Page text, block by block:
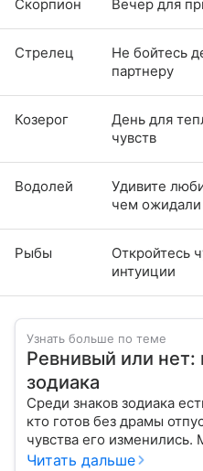
Скорпион Вечер для
Стрелец
Не бойтесь
партнеру
Козерог
День для
чувств
Водолей
Удивите
чем ожидали
Рыбы
Откройтесь
интуиции
Узнать больше по теме
Ревнивый или нет:
зодиака
Среди знаков зодиака
кто готов без драмы
чувства его
рассказать о каждом
Читать дальше